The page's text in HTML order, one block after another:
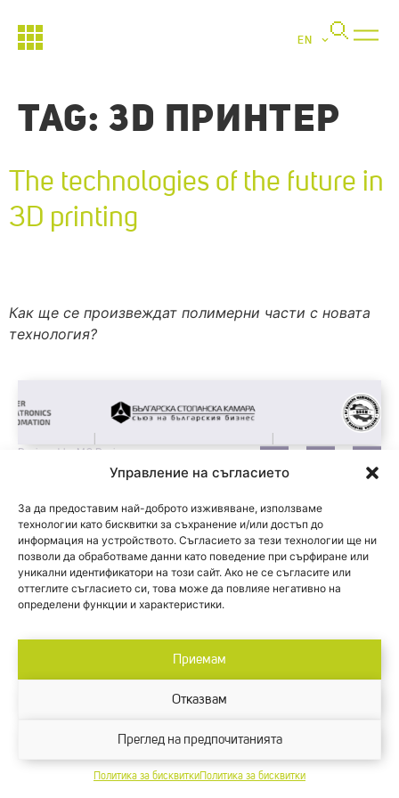
Управление на съгласието
За да предоставим най-доброто изживяване, използваме
технологии като бисквитки за съхранение и/или достъп до
информация на устройството. Съгласието за тези технологии ще ни
позволи да обработваме данни като поведение при сърфиране или
уникални идентификатори на този сайт. Ако не се съгласите или
оттеглите съгласието си, това може да повлияе негативно на
определени функции и характеристики.
Приемам
Отказвам
Преглед на предпочитанията
Политика за бисквитки Политика за бисквитки
EN
TAG: 3D ПРИНТЕР
The technologies of the future in
3D printing
Как ще се произвеждат полимерни части с новата
технология?
Designed by M2 Design.
© 2024 Inter Expo Center